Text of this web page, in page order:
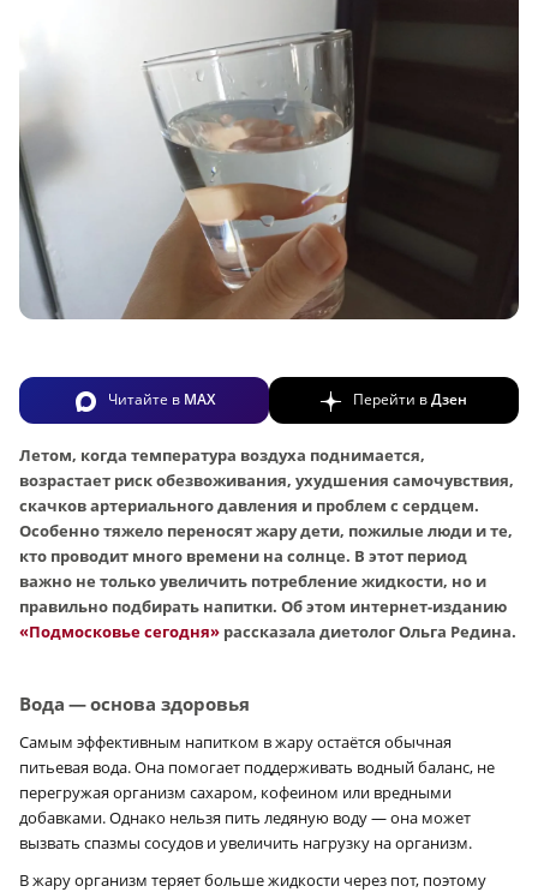
Читайте в MAX Перейти вДзен
Летом, когда температура воздуха поднимается,
возрастает риск обезвоживания, ухудшения самочувствия,
скачков артериального давления и проблем с сердцем.
Особенно тяжело переносят жару дети, пожилые люди и те,
кто проводит много времени на солнце. В этот период
важно не только увеличить потребление жидкости, но и
правильно подбирать напитки. Об этом интернет-изданию
«Подмосковье сегодня» рассказала диетолог Ольга Редина.
Вода — основа здоровья
Самым эффективным напитком в жару остаётся обычная
питьевая вода. Она помогает поддерживать водный баланс, не
перегружая организм сахаром, кофеином или вредными
добавками. Однако нельзя пить ледяную воду — она может
вызвать спазмы сосудов и увеличить нагрузку на организм.
В жару организм теряет больше жидкости через пот, поэтому